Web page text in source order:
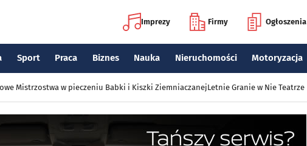
Imprezy Firmy Ogłoszenia
Sport Praca Biznes Nauka Nieruchomości Motoryzacja
Mistrzostwa w pieczeniu Babki i Kiszki ZiemniaczanejLetnie Granie w Nie Teatrze